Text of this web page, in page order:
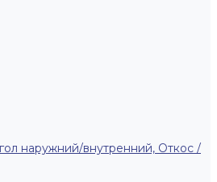
наружний/внутренний, Откос /